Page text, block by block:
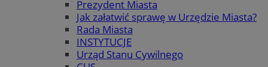
Prezydent Miasta
Jak załatwić sprawę w Urzędzie Miasta?
Rada Miasta
INSTYTUCJE
Urząd Stanu Cywilnego